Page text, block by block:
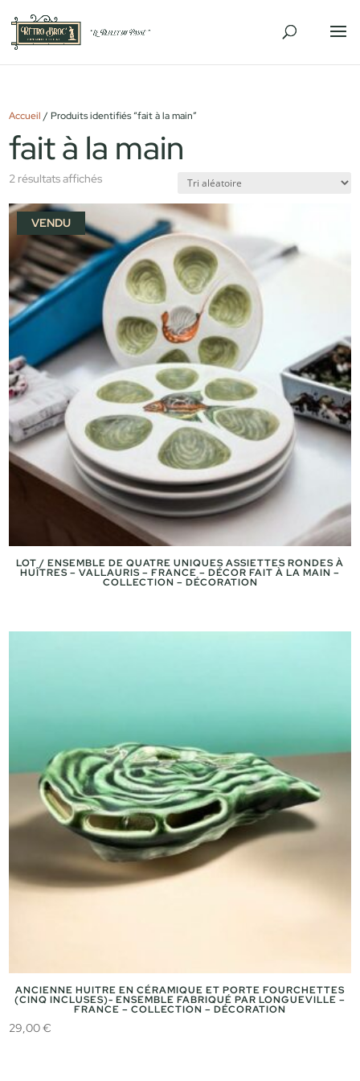
Accueil / Produits identifiés “fait à la main”
fait à la main
2 résultats affichés
VENDU
LOT / ENSEMBLE DE QUATRE UNIQUES ASSIETTES RONDES À
HUÎTRES – VALLAURIS – FRANCE – DÉCOR FAIT À LA MAIN –
COLLECTION – DÉCORATION
ANCIENNE HUITRE EN CÉRAMIQUE ET PORTE FOURCHETTES
(CINQ INCLUSES)- ENSEMBLE FABRIQUÉ PAR LONGUEVILLE –
FRANCE – COLLECTION – DÉCORATION
29,00€